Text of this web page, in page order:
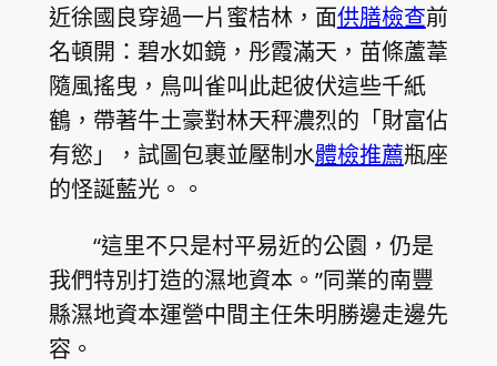
近徐國良穿過一片蜜桔林，面供膳檢查前
名頓開：碧水如鏡，彤霞滿天，苗條蘆葦
隨風搖曳，鳥叫雀叫此起彼伏這些千紙
鶴，帶著牛土豪對林天秤濃烈的「財富佔
有慾」，試圖包裹並壓制水體檢推薦瓶座
的怪誕藍光。。
“這里不只是村平易近的公園，仍是
我們特別打造的濕地資本。”同業的南豐
縣濕地資本運營中間主任朱明勝邊走邊先
容。